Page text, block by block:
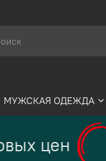
МУЖСКАЯ ОДЕЖДА
цен